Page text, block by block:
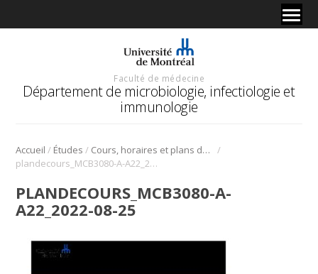
Faculté de médecine
Département de microbiologie, infectiologie et
immunologie
Accueil / Études / Cours, horaires et plans de cours
/
plandecours_MCB3080-A-A22_2022-08-25
PLANDECOURS_MCB3080-A-
A22_2022-08-25